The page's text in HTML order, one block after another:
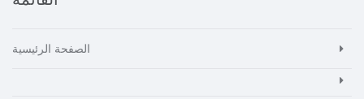
الصفحة الرئيسية